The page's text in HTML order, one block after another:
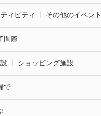
ィビティ その他のイベント
間際
ショッピング施設
で